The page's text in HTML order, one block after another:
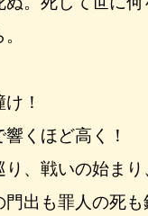
！
くほど高く！
、戦いの始まり
門出も罪人の死